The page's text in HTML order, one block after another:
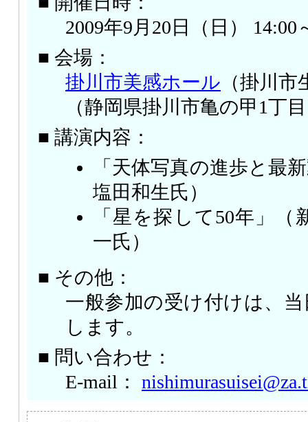
2009年9月20日（日） 14:00
■ 会場：
掛川市美感ホール （掛川
（静岡県掛川市亀の甲1丁
■ 講演内容：
「天体写真の進歩と最
塩田和生氏）
「星を探して50年」
一氏）
■ その他：
一般参加の受け付けは、
します。
■ 問い合わせ：
E-mail：